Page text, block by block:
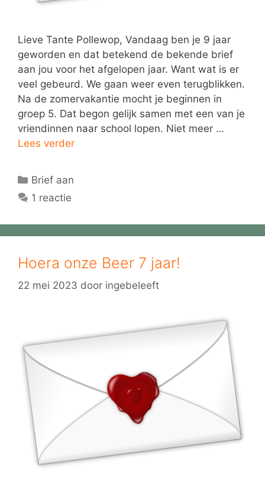
Lieve Tante Pollewop, Vandaag ben je 9 jaar
geworden en dat betekend de bekende brief
aan jou voor het afgelopen jaar. Want wat is er
veel gebeurd. We gaan weer even terugblikken.
Na de zomervakantie mocht je beginnen in
groep 5. Dat begon gelijk samen met een van je
vriendinnen naar school lopen. Niet meer …
Lees verder
Categorieën
Brief aan
1 reactie
Hoera onze Beer 7 jaar!
22 mei 2023 door ingebeleeft